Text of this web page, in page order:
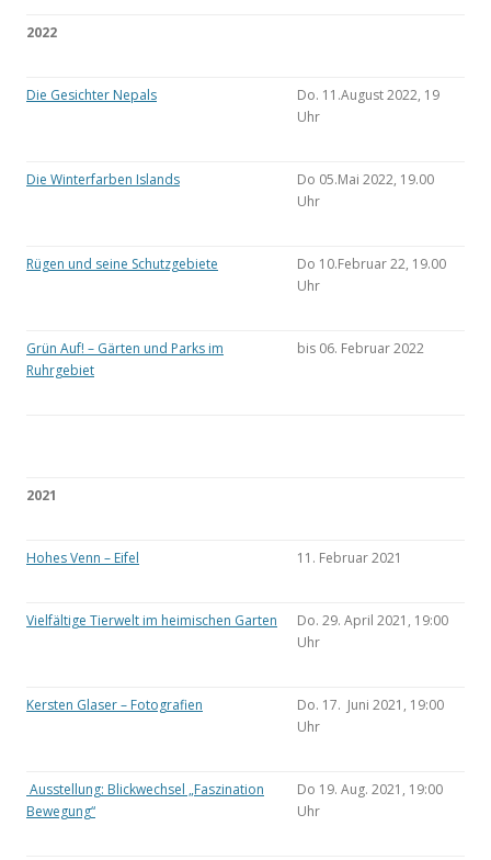
2022
Die Gesichter Nepals
Do. 11.August 2022, 19
Uhr
Die Winterfarben Islands
Do 05.Mai 2022, 19.00
Uhr
Rügen und seine Schutzgebiete
Do 10.Februar 22, 19.00
Uhr
Grün Auf! – Gärten und Parks im
Ruhrgebiet
bis 06. Februar 2022
2021
Hohes Venn – Eifel 11. Februar 2021
Vielfältige Tierwelt im heimischen Garten
Do. 29. April 2021, 19:00
Uhr
Kersten Glaser – Fotografien
Do. 17. Juni 2021, 19:00
Uhr
Ausstellung: Blickwechsel „Faszination
Bewegung“
Do 19. Aug. 2021, 19:00
Uhr